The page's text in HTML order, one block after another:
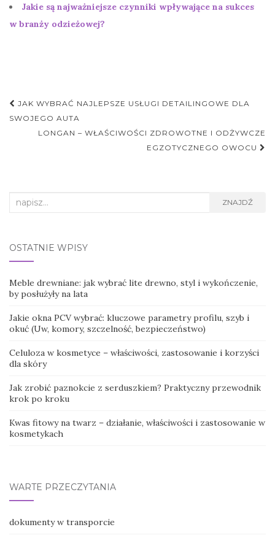
Jakie są najważniejsze czynniki wpływające na sukces
w branży odzieżowej?
Nawigacja
postu
JAK WYBRAĆ NAJLEPSZE USŁUGI DETAILINGOWE DLA
SWOJEGO AUTA
LONGAN – WŁAŚCIWOŚCI ZDROWOTNE I ODŻYWCZE
EGZOTYCZNEGO OWOCU
Search
ZNAJDŹ
OSTATNIE WPISY
Meble drewniane: jak wybrać lite drewno, styl i wykończenie,
by posłużyły na lata
Jakie okna PCV wybrać: kluczowe parametry profilu, szyb i
okuć (Uw, komory, szczelność, bezpieczeństwo)
Celuloza w kosmetyce – właściwości, zastosowanie i korzyści
dla skóry
Jak zrobić paznokcie z serduszkiem? Praktyczny przewodnik
krok po kroku
Kwas fitowy na twarz – działanie, właściwości i zastosowanie w
kosmetykach
WARTE PRZECZYTANIA
dokumenty w transporcie